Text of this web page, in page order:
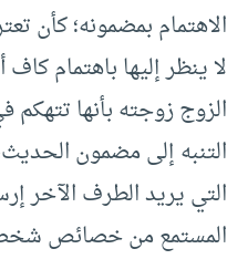
الاهتمام بمضمونه؛ كأن
لا ينظر إليها باهتمام
الزوج زوجته بأنها تتهكم
التنبه إلى مضمون
التي يريد الطرف الآخر
المستمع من خصائص